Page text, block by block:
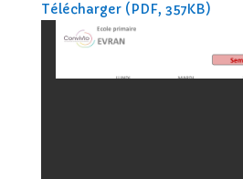
Télécharger (PDF, 357KB)